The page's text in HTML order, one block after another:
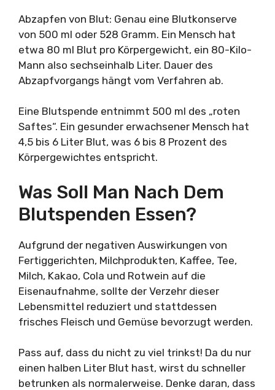
Abzapfen von Blut: Genau eine Blutkonserve
von 500 ml oder 528 Gramm. Ein Mensch hat
etwa 80 ml Blut pro Körpergewicht, ein 80-Kilo-
Mann also sechseinhalb Liter. Dauer des
Abzapfvorgangs hängt vom Verfahren ab.
Eine Blutspende entnimmt 500 ml des „roten
Saftes“. Ein gesunder erwachsener Mensch hat
4,5 bis 6 Liter Blut, was 6 bis 8 Prozent des
Körpergewichtes entspricht.
Was Soll Man Nach Dem
Blutspenden Essen?
Aufgrund der negativen Auswirkungen von
Fertiggerichten, Milchprodukten, Kaffee, Tee,
Milch, Kakao, Cola und Rotwein auf die
Eisenaufnahme, sollte der Verzehr dieser
Lebensmittel reduziert und stattdessen
frisches Fleisch und Gemüse bevorzugt werden.
Pass auf, dass du nicht zu viel trinkst! Da du nur
einen halben Liter Blut hast, wirst du schneller
betrunken als normalerweise. Denke daran, dass